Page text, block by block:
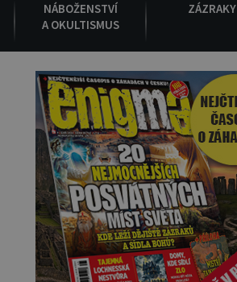
NÁBOŽENSTVÍ
A OKULTISMUS
ZÁZRAKY